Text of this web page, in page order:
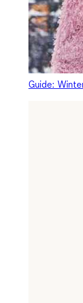
Guide: